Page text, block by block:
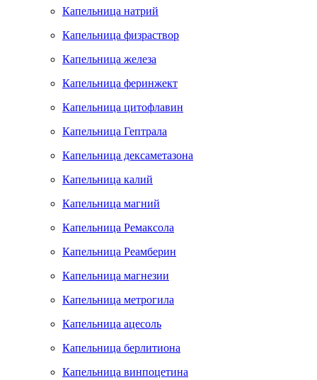
Капельница натрий
Капельница физраствор
Капельница железа
Капельница феринжект
Капельница цитофлавин
Капельница Гептрала
Капельница дексаметазона
Капельница калий
Капельница магний
Капельница Ремаксола
Капельница Реамберин
Капельница магнезии
Капельница метрогила
Капельница ацесоль
Капельница берлитиона
Капельница винпоцетина